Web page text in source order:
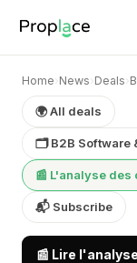
Home› News› Deals›
🌍 All deals
🗂 B2B Software
📰 L'analyse des
📬 Subscribe
📰 Lire